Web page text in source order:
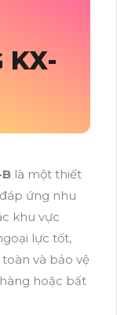
KX-
là một thiết
ứng nhu
khu vực
lực tốt,
toàn và bảo vệ
hoặc bất